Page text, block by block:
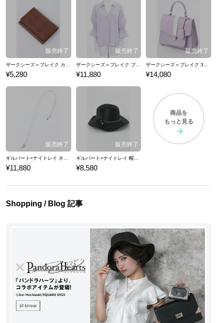
¥5,280
ザークシーズ＝ブレイク ブラウス PandoraHearts パンドラハーツ
¥11,880 ¥14,080
¥11,880
ギルバート=ナイトレイ 帽子 PandoraHearts パンドラハーツ
¥8,580
商品を
もっと見る
Shopping / Blog 記事